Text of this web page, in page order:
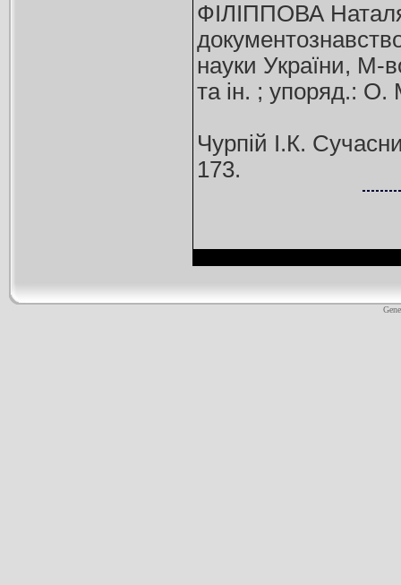
ФІЛІППОВА
науки України, М-
та ін. ; упоряд.:
Чурпій І.К.
173.